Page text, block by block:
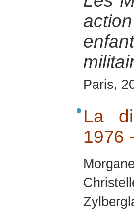
Paris,
La
1976